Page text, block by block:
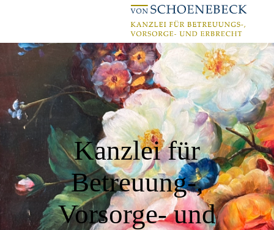
Kanzlei für
Betreuung-,
Vorsorge- und